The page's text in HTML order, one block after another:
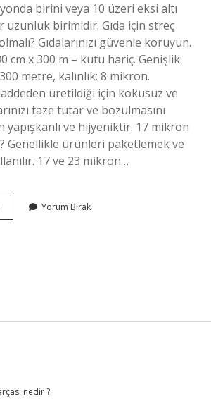
birini veya 10 üzeri eksi altı
uzunluk birimidir. Gıda için streç
Gıdalarınızı güvenle koruyun.
cm x 300 m – kutu hariç. Genişlik:
metre, kalınlık: 8 mikron.
üretildiği için kokusuz ve
taze tutar ve bozulmasını
yapışkanlı ve hijyeniktir. 17 mikron
Genellikle ürünleri paketlemek ve
17 ve 23 mikron…
Yorum Bırak
nedir ?